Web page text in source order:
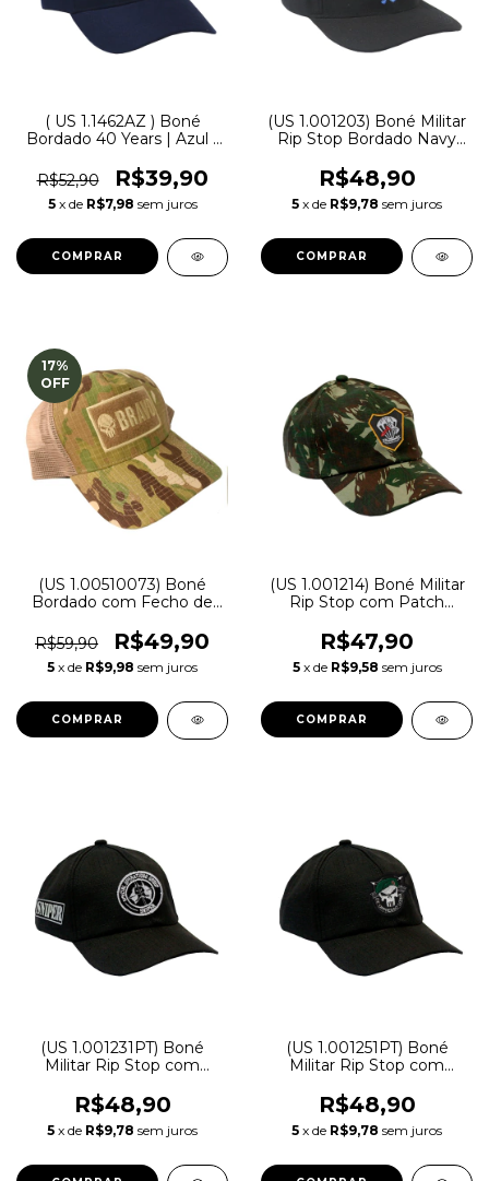
( US 1.1462AZ ) Boné
Bordado 40 Years | Azul -
R$52,90
R$39,90
5 x de R$7,98 sem juros
(US 1.001203) Boné Militar
Rip Stop Bordado Navy
R$48,90
5 x de R$9,78 sem juros
COMPRAR
17%
OFF
(US 1.00510073) Boné
Bordado com Fecho de
R$59,90
R$49,90
5 x de R$9,98 sem juros
(US 1.001214) Boné Militar
Rip Stop com Patch
Camuflada Exército
Brasileiro - Atack
R$47,90
5 x de R$9,58 sem juros
(US 1.001231PT) Boné
Militar Rip Stop com
Preta - Atack
R$48,90
5 x de R$9,78 sem juros
(US 1.001251PT) Boné
Militar Rip Stop com
Liber | Preta - Atack
R$48,90
5 x de R$9,78 sem juros